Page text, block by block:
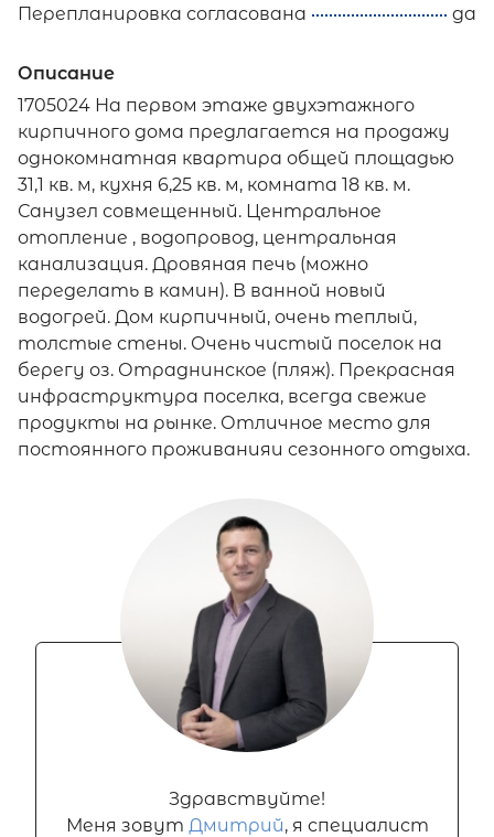
Перепланировка согласована
да
Описание
1705024 На первом этаже двухэтажного
кирпичного дома предлагается на продажу
однокомнатная квартира общей площадью
31,1 кв. м, кухня 6,25 кв. м, комната 18 кв. м.
Санузел совмещенный. Центральное
отопление , водопровод, центральная
канализация. Дровяная печь (можно
переделать в камин). В ванной новый
водогрей. Дом кирпичный, очень теплый,
толстые стены. Очень чистый поселок на
берегу оз. Отраднинское (пляж). Прекрасная
инфраструктура поселка, всегда свежие
продукты на рынке. Отличное место для
постоянного проживанияи сезонного отдыха.
Здравствуйте!
Меня зовут Дмитрий, я специалист